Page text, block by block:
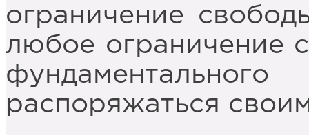
ограничение
любое ограничение
распоряжаться